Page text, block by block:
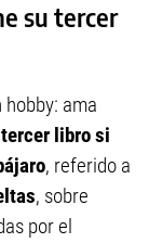
su tercer
ama
libro si
, referido a
, sobre
por el